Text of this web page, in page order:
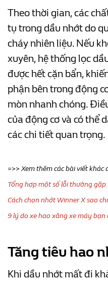
Theo thời gian, các
tụ trong dầu nhớt do
cháy nhiên liệu. Nếu
xuyên, hệ thống lọc
được hết cặn bẩn,
phận bên trong động
mòn nhanh chóng.
của động cơ và có thể
các chi tiết quan trọng.
=>> Xem thêm các bài viết khác
Tổng hợp một số lỗi thường
Cách chọn nhớt Winner X sao
9 lý do xe hao xăng xe máy bạn
Tăng tiêu hao
Khi dầu nhớt mất đi